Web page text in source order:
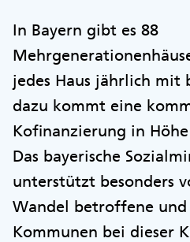
In Bayern gibt es 88
jedes Haus jährlich mit
dazu kommt eine
Kofinanzierung in
Das bayerische
unterstützt besonders
Wandel betroffene und
Kommunen bei dieser